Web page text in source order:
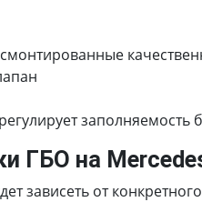
заполняемость
ГБО на
зависеть от